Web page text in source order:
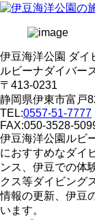
伊豆海洋公園 ダイ
ルビーナダイバー
〒413-0231
静岡県伊東市富戸
TEL:0557-51-7777
FAX:050-3528-
伊豆海洋公園ルビ
におすすめなダイ
ンス、伊豆での体
クス等ダイビング
情報の更新、伊豆
います。